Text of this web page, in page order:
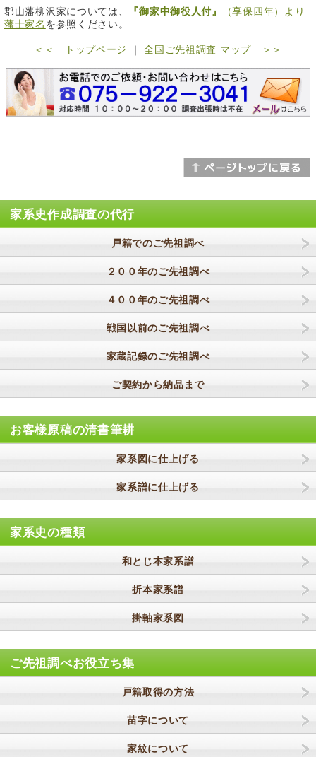
郡山藩柳沢家については、 『御家中御役人付』
（享保四年）より
藩士家名 を参照ください。
＜＜ トップページ ｜全国ご先祖調査 マップ ＞＞
家系史作成調査の代行
戸籍でのご先祖調べ
２００年のご先祖調べ
４００年のご先祖調べ
戦国以前のご先祖調べ
家蔵記録のご先祖調べ
ご契約から納品まで
お客様原稿の清書筆耕
家系図に仕上げる
家系譜に仕上げる
家系史の種類
和とじ本家系譜
折本家系譜
掛軸家系図
ご先祖調べお役立ち集
戸籍取得の方法
苗字について
家紋について